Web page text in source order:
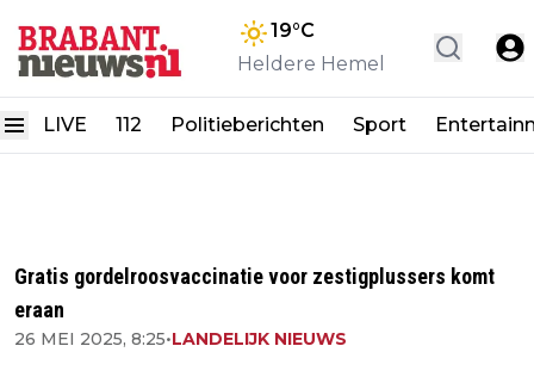
19°C
Heldere Hemel
LIVE 112 Politieberichten Sport
Gratis gordelroosvaccinatie voor zestigplussers komt
eraan
26 MEI 2025, 8:25•LANDELIJK NIEUWS